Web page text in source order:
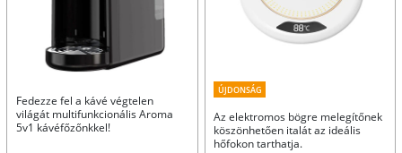
Fedezze fel a kávé végtelen
világát multifunkcionális Aroma
5v1 kávéfőzőnkkel!
ÚJDONSÁG
Az elektromos bögre melegítőnek
köszönhetően italát az ideális
hőfokon tarthatja.